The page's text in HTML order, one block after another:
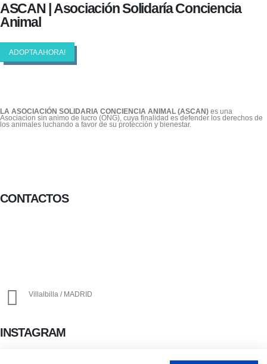
ASCAN | Asociación Solidaría Conciencia
Animal
ADOPTA AHORA!
LA ASOCIACIÓN SOLIDARIA CONCIENCIA ANIMAL (ASCAN) es una
Asociacion sin animo de lucro (ONG), cuya finalidad es defender los derechos de
los animales luchando a favor de su protección y bienestar.
CONTACTOS
Villalbilla / MADRID
INSTAGRAM